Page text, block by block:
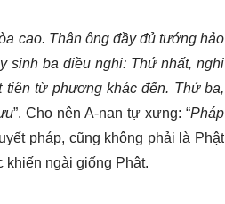
cao. Thân ông đầy đủ tướng hảo
sinh ba điều nghi: Thứ nhất, nghi
từ phương khác đến. Thứ ba,
”. Cho nên A-nan tự xưng: “Pháp
pháp, cũng không phải là Phật
khiến ngài giống Phật.